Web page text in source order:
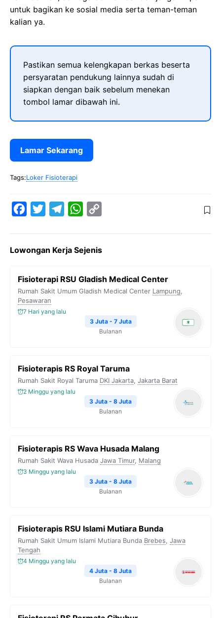
untuk bagikan ke sosial media serta teman-teman
kalian ya.
Pastikan semua kelengkapan berkas beserta
persyaratan pendukung lainnya sudah di
siapkan dengan baik sebelum menekan
tombol lamar dibawah ini.
Lamar Sekarang
Tags:Loker Fisioterapi
e
o
o
k
t
e
r
e
r
m
W
t
A
y
i
Lowongan Kerja Sejenis
Fisioterapi RSU Gladish Medical Center
Rumah Sakit Umum Gladish Medical Center Lampung,
Pesawaran
7 Hari yang lalu
3 Juta - 7 Juta
Bulanan
Fisioterapis RS Royal Taruma
Rumah Sakit Royal Taruma DKI Jakarta, Jakarta Barat
2 Minggu yang lalu
3 Juta - 8 Juta
Bulanan
Fisioterapis RS Wava Husada Malang
Rumah Sakit Wava Husada Jawa Timur, Malang
3 Minggu yang lalu
3 Juta - 8 Juta
Bulanan
Fisioterapis RSU Islami Mutiara Bunda
Rumah Sakit Umum Islami Mutiara Bunda Brebes, Jawa
Tengah
4 Minggu yang lalu
4 Juta - 8 Juta
Bulanan